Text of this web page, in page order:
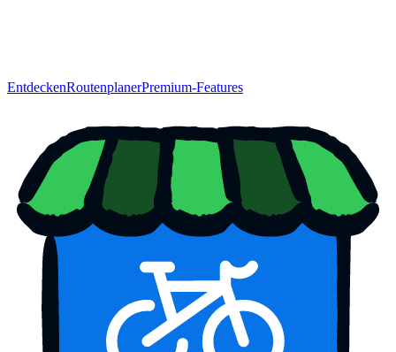
EntdeckenRoutenplanerPremium-Features